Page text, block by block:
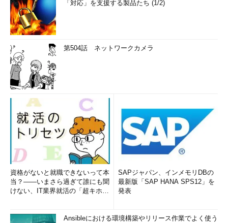
「対応」を支援する製品たち (1/2)
第504話 ネットワークカメラ
資格がないと就職できないって本
当？――いまさら過ぎて誰にも聞
けない、IT業界就活の「超キホ
SAPジャパン、インメモリDBの
最新版「SAP HANA SPS12」を
発表
Ansibleにおける環境構築やリリース作業でよく使う